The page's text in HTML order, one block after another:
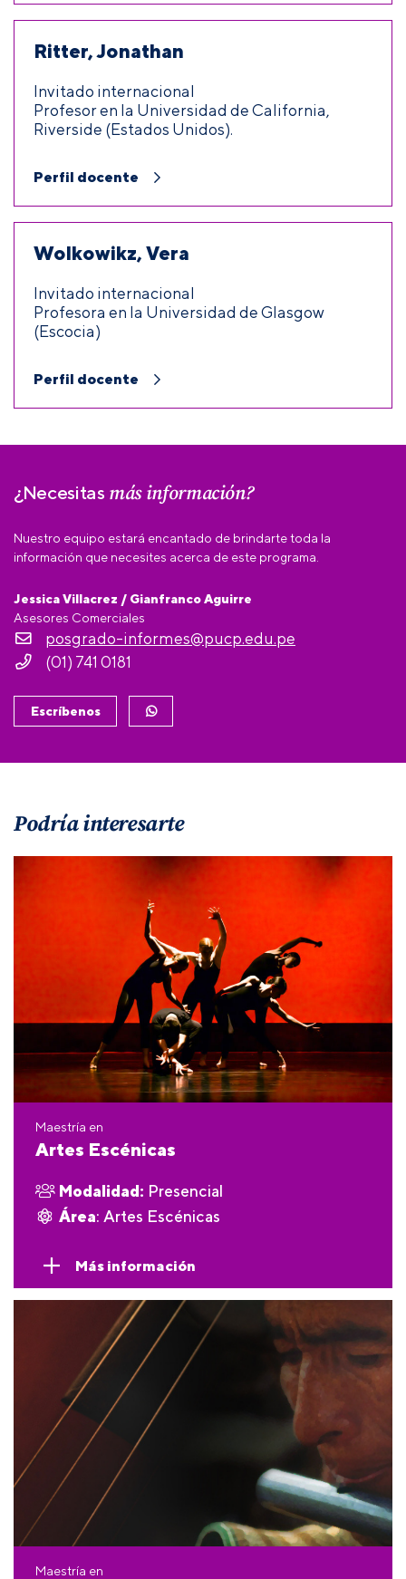
Ritter, Jonathan
Invitado internacional
Profesor en la Universidad de California,
Riverside (Estados Unidos).
Perfil docente
Wolkowikz, Vera
Invitado internacional
Profesora en la Universidad de Glasgow
(Escocia)
Perfil docente
¿Necesitas más información?
Nuestro equipo estará encantado de brindarte toda la
información que necesites acerca de este programa.
Jessica Villacrez / Gianfranco Aguirre
Asesores Comerciales
posgrado-informes@pucp.edu.pe
(01) 741 0181
Escríbenos
Podría interesarte
Maestría en
Artes Escénicas
Modalidad: Presencial
Área: Artes Escénicas
Más información
Maestría en